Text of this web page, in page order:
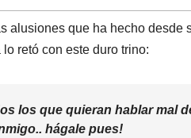
alusiones que ha hecho desde
retó con este duro trino:
los que quieran hablar mal
hágale pues!